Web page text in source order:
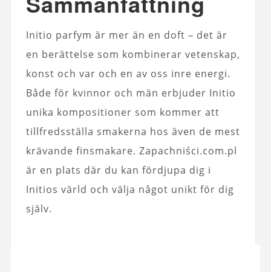
Initio parfym är mer än en doft – det är
en berättelse som kombinerar vetenskap,
konst och var och en av oss inre energi.
Både för kvinnor och män erbjuder Initio
unika kompositioner som kommer att
tillfredsställa smakerna hos även de mest
krävande finsmakare. Zapachniści.com.pl
är en plats där du kan fördjupa dig i
Initios värld och välja något unikt för dig
själv.